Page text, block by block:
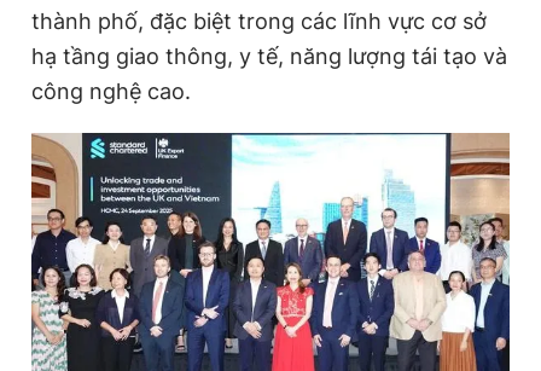
thành phố, đặc biệt trong các lĩnh vực cơ sở
hạ tầng giao thông, y tế, năng lượng tái tạo và
công nghệ cao.